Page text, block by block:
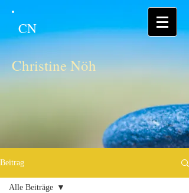
CN
Christine Nöh
Beitrag
Alle Beiträge